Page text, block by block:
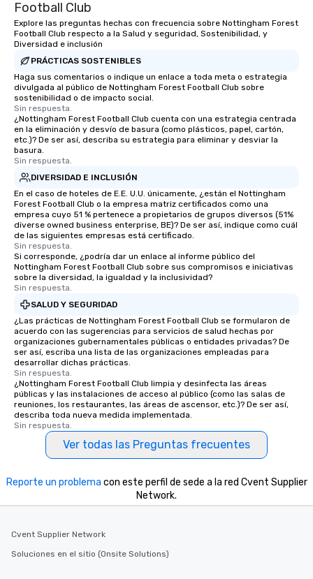
Football Club
Explore las preguntas hechas con frecuencia sobre Nottingham Forest
Football Club respecto a la Salud y seguridad, Sostenibilidad, y
Diversidad e inclusión
PRÁCTICAS SOSTENIBLES
Haga sus comentarios o indique un enlace a toda meta o estrategia
divulgada al público de Nottingham Forest Football Club sobre
sostenibilidad o de impacto social.
Sin respuesta.
¿Nottingham Forest Football Club cuenta con una estrategia centrada
en la eliminación y desvío de basura (como plásticos, papel, cartón,
etc.)? De ser así, describa su estrategia para eliminar y desviar la
basura.
Sin respuesta.
DIVERSIDAD E INCLUSIÓN
En el caso de hoteles de E.E. U.U. únicamente, ¿están el Nottingham
Forest Football Club o la empresa matriz certificados como una
empresa cuyo 51 % pertenece a propietarios de grupos diversos (51%
diverse owned business enterprise, BE)? De ser así, indique como cuál
de las siguientes empresas está certificado.
Sin respuesta.
Si corresponde, ¿podría dar un enlace al informe público del
Nottingham Forest Football Club sobre sus compromisos e iniciativas
sobre la diversidad, la igualdad y la inclusividad?
Sin respuesta.
SALUD Y SEGURIDAD
¿Las prácticas de Nottingham Forest Football Club se formularon de
acuerdo con las sugerencias para servicios de salud hechas por
organizaciones gubernamentales públicas o entidades privadas? De
ser así, escriba una lista de las organizaciones empleadas para
desarrollar dichas prácticas.
Sin respuesta.
¿Nottingham Forest Football Club limpia y desinfecta las áreas
públicas y las instalaciones de acceso al público (como las salas de
reuniones, los restaurantes, las áreas de ascensor, etc.)? De ser así,
describa toda nueva medida implementada.
Sin respuesta.
Ver todas las Preguntas frecuentes
Reporte un problema con este perfil de sede a la red Cvent Supplier
Network.
Cvent Supplier Network
Soluciones en el sitio (Onsite Solutions)